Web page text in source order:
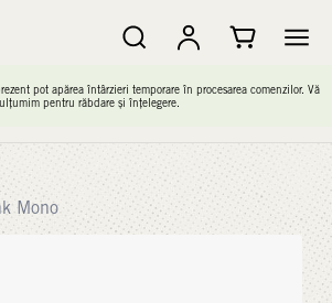
pot apărea întârzieri temporare în procesarea comenzilor. Vă
pentru răbdare și înțelegere.
Mono